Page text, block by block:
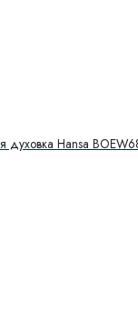
духовка Hansa